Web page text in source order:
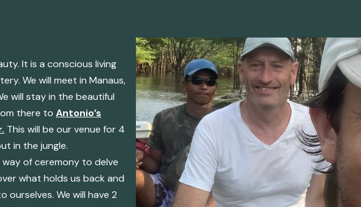
It is a conscious living
We will meet in Manaus,
will stay in the beautiful
there to Antonio’s
This will be our venue for 4
in the jungle.
way of ceremony to delve
what holds us back and
ourselves. We will have 2